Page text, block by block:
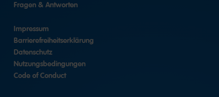
Fragen & Antworten
Impressum
Barrierefreiheitserklärung
Datenschutz
Nutzungsbedingungen
Code of Conduct